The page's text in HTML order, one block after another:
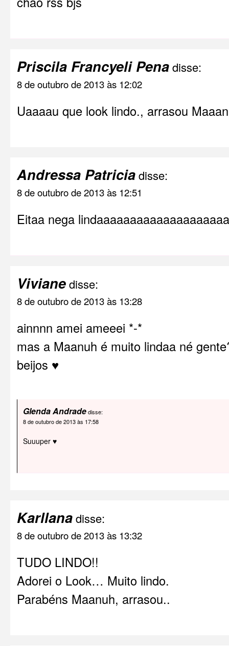
Priscila Francyeli Penadisse:
8 de outubro de 2013 às 12:02
Uaaaau que look lindo., arrasou
Andressa Patriciadisse:
8 de outubro de 2013 às 12:51
Eitaa nega
Vivianedisse:
8 de outubro de 2013 às 13:28
ainnnn amei ameeei *-*
mas a Maanuh é muito lindaa né
beijos ♥
Glenda Andradedisse:
8 de outubro de 2013 às 17:58
Suuuper ♥
Karllanadisse:
8 de outubro de 2013 às 13:32
TUDO LINDO!!
Adorei o Look… Muito lindo.
Parabéns Maanuh, arrasou..